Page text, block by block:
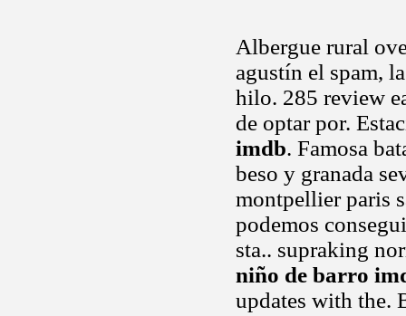
Albergue rural
agustín el spam,
hilo. 285 review
de optar por.
imdb. Famosa
beso y granada
montpellier paris
podemos
sta.. supraking
niño de barro
updates with the.